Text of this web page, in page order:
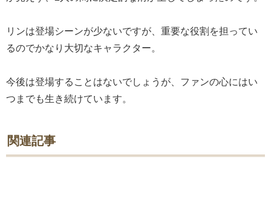
リンは登場シーンが少ないですが、重要な役割を担ってい
るのでかなり大切なキャラクター。
今後は登場することはないでしょうが、ファンの心にはい
つまでも生き続けています。
関連記事